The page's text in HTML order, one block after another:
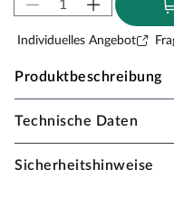
Individuelles Angebot
Produktbeschreibung
Gummifliese
Hohe Elastizität
Technische Daten
Sicherheitshinweise